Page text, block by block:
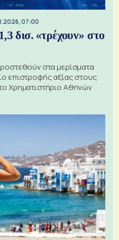
07:00
δισ. «τρέχουν» στο
στα μερίσματα
επιστροφής αξίας στους
Χρηματιστήριο Αθηνών